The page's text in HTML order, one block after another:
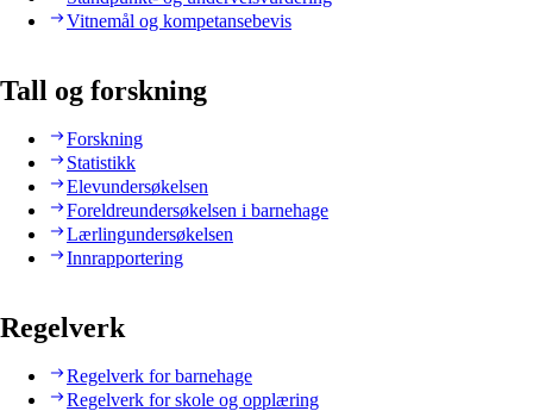
Vitnemål og kompetansebevis
Tall og forskning
Forskning
Statistikk
Elevundersøkelsen
Foreldreundersøkelsen i barnehage
Lærlingundersøkelsen
Innrapportering
Regelverk
Regelverk for barnehage
Regelverk for skole og opplæring